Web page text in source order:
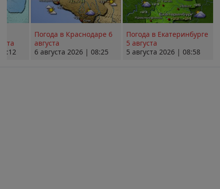
Погода в Краснодаре 6
августа
6 августа 2026 | 08:25
Погода в Екатеринбурге
5 августа
5 августа 2026 | 08:58